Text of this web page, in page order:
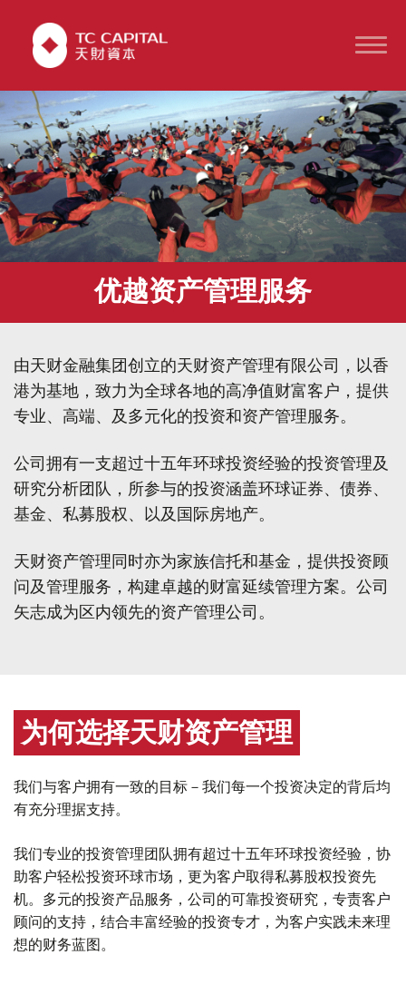
优越资产管理服务
由天财金融集团创立的天财资产管理有限公司，以香
港为基地，致力为全球各地的高净值财富客户，提供
专业、高端、及多元化的投资和资产管理服务。
公司拥有一支超过十五年环球投资经验的投资管理及
研究分析团队，所参与的投资涵盖环球证券、债券、
基金、私募股权、以及国际房地产。
天财资产管理同时亦为家族信托和基金，提供投资顾
问及管理服务，构建卓越的财富延续管理方案。公司
矢志成为区内领先的资产管理公司。
为何选择天财资产管理
我们与客户拥有一致的目标－我们每一个投资决定的背后均
有充分理据支持。
我们专业的投资管理团队拥有超过十五年环球投资经验，协
助客户轻松投资环球市场，更为客户取得私募股权投资先
机。多元的投资产品服务，公司的可靠投资研究，专责客户
顾问的支持，结合丰富经验的投资专才，为客户实践未来理
想的财务蓝图。